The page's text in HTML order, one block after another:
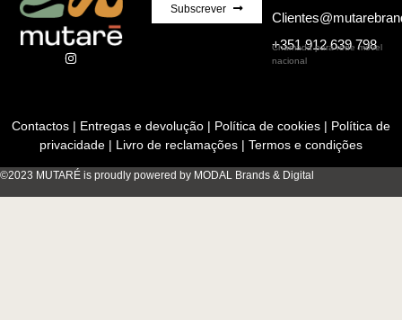
Subscrever
+351 912 639 798
Chamada para rede móvel
nacional
Contactos | Entregas e devolução | Política de cookies | Política de
privacidade | Livro de reclamações | Termos e condições
©2023 MUTARÉ is proudly powered by MODAL Brands & Digital